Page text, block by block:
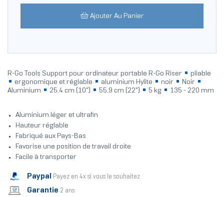
Ajouter Au Panier
R-Go Tools Support pour ordinateur portable R-Go Riser
pliable
ergonomique et réglable
aluminium Hylite noir
Noir
Aluminium
25,4 cm (10") 55,9 cm (22") 5 kg 135 - 220 mm
Aluminium léger et ultrafin
Hauteur réglable
Fabriqué aux Pays-Bas
Favorise une position de travail droite
Facile à transporter
Paypal Payez en 4x si vous le souhaitez
Garantie 2 ans